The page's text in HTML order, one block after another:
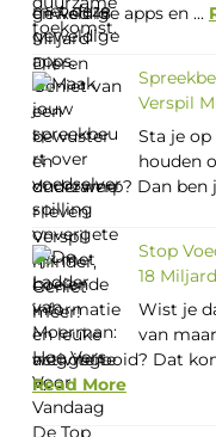
geweldige apps en ...
Verspil
Sta je
houden
onderwerp? Dan ben
Stop
18
Wist je
van
weggegooid? Dat
Read More